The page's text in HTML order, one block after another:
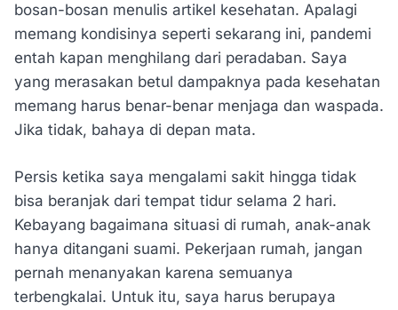
bosan-bosan menulis artikel kesehatan. Apalagi
memang kondisinya seperti sekarang ini, pandemi
entah kapan menghilang dari peradaban. Saya
yang merasakan betul dampaknya pada kesehatan
memang harus benar-benar menjaga dan waspada.
Jika tidak, bahaya di depan mata.
Persis ketika saya mengalami sakit hingga tidak
bisa beranjak dari tempat tidur selama 2 hari.
Kebayang bagaimana situasi di rumah, anak-anak
hanya ditangani suami. Pekerjaan rumah, jangan
pernah menanyakan karena semuanya
terbengkalai. Untuk itu, saya harus berupaya